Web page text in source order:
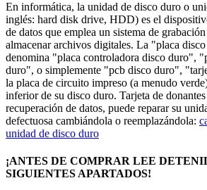
En informática, la unidad de disco duro o
inglés: hard disk drive, HDD) es el
de datos que emplea un sistema de
almacenar archivos digitales. La "placa
denomina "placa controladora disco duro",
duro", o simplemente "pcb disco duro",
la placa de circuito impreso (a menudo
inferior de su disco duro. Tarjeta de
recuperación de datos, puede reparar su
defectuosa cambiándola o reemplazándola:
unidad de disco duro
¡ANTES DE COMPRAR LEE
SIGUIENTES APARTADOS!